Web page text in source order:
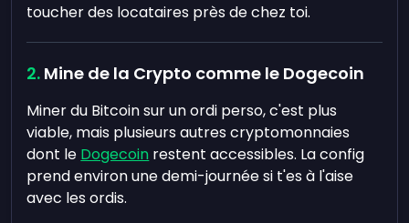
toucher des locataires près de chez toi.
Mine de la Crypto comme le Dogecoin
Miner du Bitcoin sur un ordi perso, c'est plus
viable, mais plusieurs autres cryptomonnaies
dont le Dogecoin restent accessibles. La config
prend environ une demi-journée si t'es à l'aise
avec les ordis.